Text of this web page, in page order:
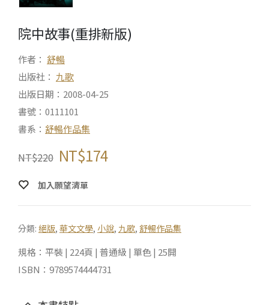
院中故事(重排新版)
作者： 舒暢
出版社： 九歌
出版日期：2008-04-25
書號：0111101
書系： 舒暢作品集
NT$220 NT$174
加入願望清單
分類: 絕版, 華文文學, 小說, 九歌, 舒暢作品集
規格：平裝 | 224頁 | 普通級 | 單色 | 25開
ISBN：9789574444731